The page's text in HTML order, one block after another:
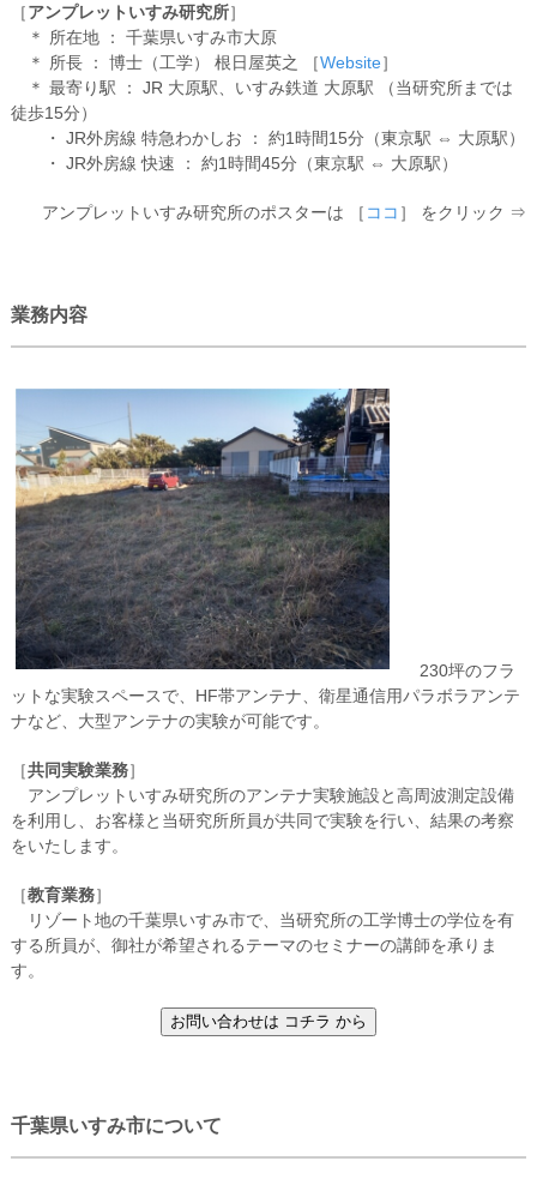
［アンプレットいすみ研究所］
＊ 所在地 ： 千葉県いすみ市大原
＊ 所長 ： 博士（工学） 根日屋英之 ［Website］
＊ 最寄り駅 ： JR 大原駅、いすみ鉄道 大原駅 （当研究所までは
徒歩15分）
・ JR外房線 特急わかしお ： 約1時間15分（東京駅 ⇔ 大原駅）
・ JR外房線 快速 ： 約1時間45分（東京駅 ⇔ 大原駅）
アンプレットいすみ研究所のポスターは ［ ココ ］ をクリック ⇒
業務内容
230坪のフラ
ットな実験スペースで、HF帯アンテナ、衛星通信用パラボラアンテ
ナなど、大型アンテナの実験が可能です。
［共同実験業務］
アンプレットいすみ研究所のアンテナ実験施設と高周波測定設備
を利用し、お客様と当研究所所員が共同で実験を行い、結果の考察
をいたします。
［教育業務］
リゾート地の千葉県いすみ市で、当研究所の工学博士の学位を有
する所員が、御社が希望されるテーマのセミナーの講師を承りま
す。
千葉県いすみ市について